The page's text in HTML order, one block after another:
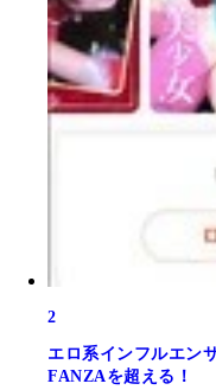
2
エロ系インフルエン
FANZAを超える！